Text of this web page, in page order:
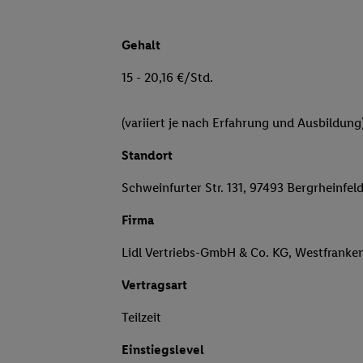
Gehalt
15 - 20,16 €/Std.
(variiert je nach Erfahrung und
Standort
Schweinfurter Str. 131, 97493 Bergrheinfeld
Firma
Lidl Vertriebs-GmbH & Co. KG,
Vertragsart
Teilzeit
Einstiegslevel